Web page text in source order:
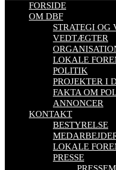
FORSIDE
OM DBF
STRATEGI
VEDTÆGTER
LOKALE
POLITIK
PROJEKTER I
FAKTA OM
ANNONCER
KONTAKT
BESTYRELSE
LOKALE
PRESSE